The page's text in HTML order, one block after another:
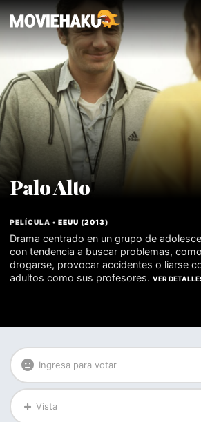
Palo Alto
PELÍCULA •EEUU (2013)
Drama centrado en un grupo de
con tendencia a buscar problemas, como
drogarse, provocar accidentes o liarse
adultos como sus profesores.VER
Ingresa para votar
Vista